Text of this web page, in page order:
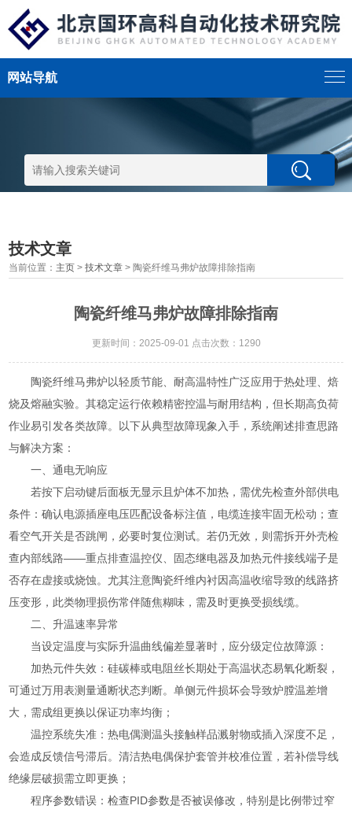
网站导航
技术文章
当前位置： 主页 >技术文章 > 陶瓷纤维马弗炉故障排除指南
陶瓷纤维马弗炉故障排除指南
更新时间：2025-09-01 点击次数：1290
陶瓷纤维马弗炉以轻质节能、耐高温特性广泛应用于热处理、焙
烧及熔融实验。其稳定运行依赖精密控温与耐用结构，但长期高负荷
作业易引发各类故障。以下从典型故障现象入手，系统阐述排查思路
与解决方案：
一、通电无响应
若按下启动键后面板无显示且炉体不加热，需优先检查外部供电
条件：确认电源插座电压匹配设备标注值，电缆连接牢固无松动；查
看空气开关是否跳闸，必要时复位测试。若仍无效，则需拆开外壳检
查内部线路——重点排查温控仪、固态继电器及加热元件接线端子是
否存在虚接或烧蚀。尤其注意陶瓷纤维内衬因高温收缩导致的线路挤
压变形，此类物理损伤常伴随焦糊味，需及时更换受损线缆。
二、升温速率异常
当设定温度与实际升温曲线偏差显著时，应分级定位故障源：
加热元件失效：硅碳棒或电阻丝长期处于高温状态易氧化断裂，
可通过万用表测量通断状态判断。单侧元件损坏会导致炉膛温差增
大，需成组更换以保证功率均衡；
温控系统失准：热电偶测温头接触样品溅射物或插入深度不足，
会造成反馈信号滞后。清洁热电偶保护套管并校准位置，若补偿导线
绝缘层破损需立即更换；
程序参数错误：检查PID参数是否被误修改，特别是比例带过窄